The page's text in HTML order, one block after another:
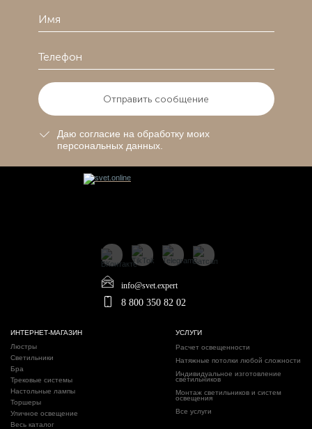
Отправить сообщение
Даю согласие на обработку моих
персональных данных.
info@svet.expert
8 800 350 82 02
ИНТЕРНЕТ-МАГАЗИН
Люстры
Светильники
Бра
Трековые системы
Настольные лампы
Торшеры
Уличное освещение
Весь каталог
УСЛУГИ
Расчет освещенности
Натяжные потолки любой сложности
Индивидуальное изготовление
светильников
Монтаж светильников и систем
освещения
Все услуги